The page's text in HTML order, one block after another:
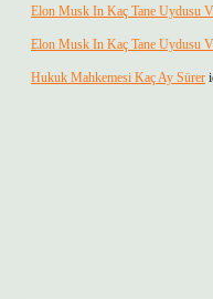
Elon Musk In Kaç Tane Uydusu
Elon Musk In Kaç Tane Uydusu
Hukuk Mahkemesi Kaç Ay Sürer